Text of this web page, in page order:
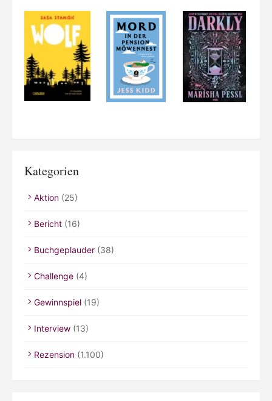
Kategorien
Aktion (25)
Bericht (16)
Buchgeplauder (38)
Challenge (4)
Gewinnspiel (19)
Interview (13)
Rezension (1.100)